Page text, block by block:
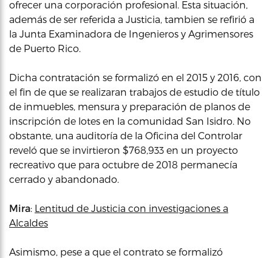
ofrecer una corporación profesional. Esta situación,
además de ser referida a Justicia, tambien se refirió a
la Junta Examinadora de Ingenieros y Agrimensores
de Puerto Rico.
Dicha contratación se formalizó en el 2015 y 2016, con
el fin de que se realizaran trabajos de estudio de título
de inmuebles, mensura y preparación de planos de
inscripción de lotes en la comunidad San Isidro. No
obstante, una auditoría de la Oficina del Controlar
reveló que se invirtieron $768,933 en un proyecto
recreativo que para octubre de 2018 permanecía
cerrado y abandonado.
Mira: Lentitud de Justicia con investigaciones a
Alcaldes
Asimismo, pese a que el contrato se formalizó